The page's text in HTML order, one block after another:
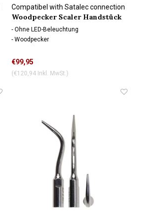
Compatibel with Satalec connection
Woodpecker Scaler Handstück
HD-7H
- Ohne LED-Beleuchtung
- Woodpecker
€99,95
(€120,94 Inkl. MwSt.)